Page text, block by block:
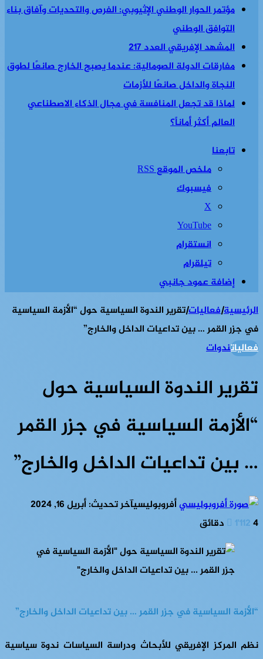
مؤتمر الحوار الوطني الإثيوبي: الفرص والتحديات وآفاق بناء
التوافق الوطني
المشهد الإفريقي العدد 217
مفارقات الدولة الصومالية: عندما يصبح الخارج صانعًا لطوق
النجاة والداخل صانعًا للأزمات
لماذا قد تجعل المنافسة في مجال الذكاء الاصطناعي
العالم أكثر أماناً؟
تابعنا
ملخص الموقع RSS
فيسبوك
‫X
‫YouTube
انستقرام
تيلقرام
إضافة عمود جانبي
الرئيسية|فعاليات|تقرير الندوة السياسية حول “الأزمة السياسية
في جزر القمر … بين تداعيات الداخل والخارج”
فعالياتندوات
تقرير الندوة السياسية حول
“الأزمة السياسية في جزر القمر
… بين تداعيات الداخل والخارج”
أفروبوليسيآخر تحديث: أبريل 16, 2024
1٬1124 دقائق
“الأزمة السياسية في جزر القمر … بين تداعيات الداخل والخارج”
نظم المركز الإفريقي للأبحاث ودراسة السياسات ندوة سياسية